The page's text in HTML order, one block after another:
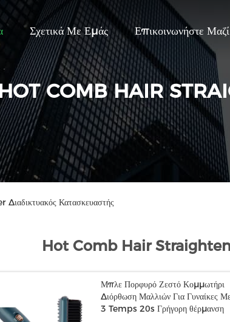
Σχετικά Με Εμάς Επικοινωνήστε
HOT COMB HAIR
Κατασκευαστής
Hot Comb Hair
Μπλε Πορφυρό Ζεστό Κομμωτήρι
Διόρθωση Μαλλιών Για Γυναίκες
3 Temps 20s Γρήγορη θέρμανση